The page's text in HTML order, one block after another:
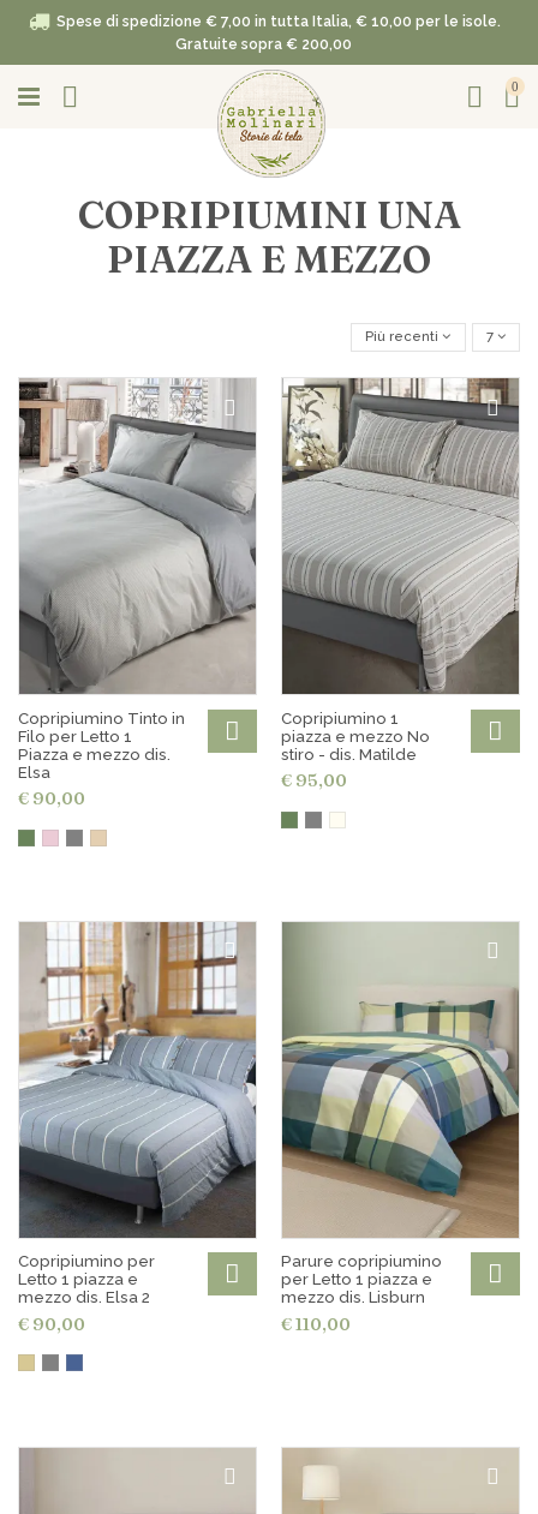
Spese di spedizione € 7,00 in tutta Italia, € 10,00 per le isole.
Gratuite sopra € 200,00
0
COPRIPIUMINI UNA
PIAZZA E MEZZO
Più recenti 7
Copripiumino Tinto in
Filo per Letto 1
Piazza e mezzo dis.
Elsa
€ 90,00
Copripiumino 1
piazza e mezzo No
stiro - dis. Matilde
€ 95,00
Copripiumino per
Letto 1 piazza e
mezzo dis. Elsa 2
€ 90,00
Parure copripiumino
per Letto 1 piazza e
mezzo dis. Lisburn
€ 110,00